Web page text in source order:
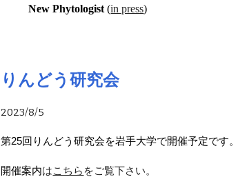
New Phytologist (in press)
りんどう研究会
2023/8/5
第25回りんどう研究会を岩手大学で開催予定です。
開催案内はこちら をご覧下さい。